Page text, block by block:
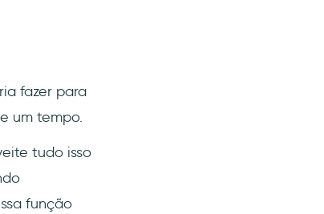
fazer para
um tempo.
tudo isso
função